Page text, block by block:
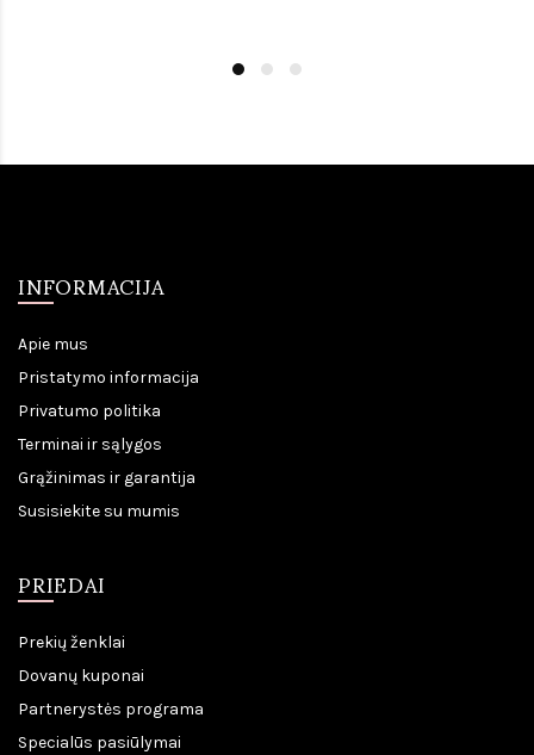
INFORMACIJA
Apie mus
Pristatymo informacija
Privatumo politika
Terminai ir sąlygos
Grąžinimas ir garantija
Susisiekite su mumis
PRIEDAI
Prekių ženklai
Dovanų kuponai
Partnerystės programa
Specialūs pasiūlymai